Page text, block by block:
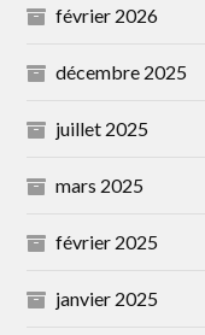
février 2026
décembre 2025
juillet 2025
mars 2025
février 2025
janvier 2025